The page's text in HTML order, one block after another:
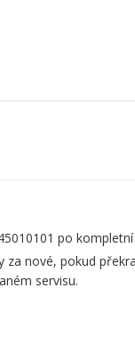
po
za nové, pokud
servisu.